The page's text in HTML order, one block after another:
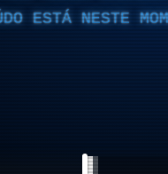
ESTÁ NESTE